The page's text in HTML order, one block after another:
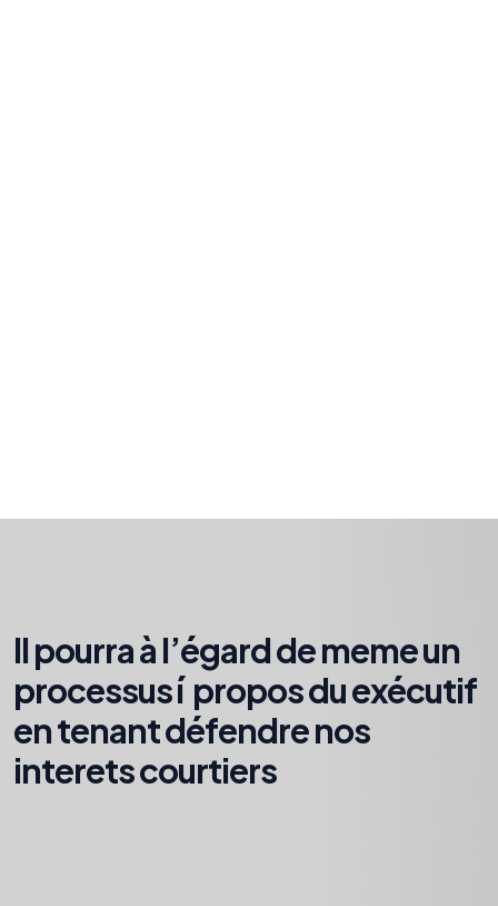
Il pourra à l’égard de meme un
processus í propos du exécutif
en tenant défendre nos
interets courtiers